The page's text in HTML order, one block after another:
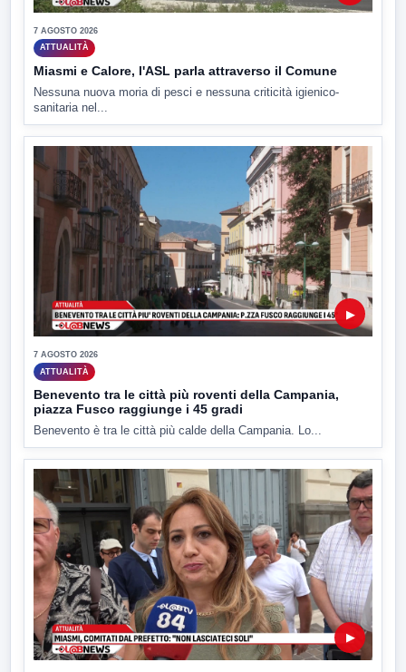
7 AGOSTO 2026
ATTUALITÀ
Miasmi e Calore, l'ASL parla attraverso il Comune
Nessuna nuova moria di pesci e nessuna criticità igienico-
sanitaria nel...
▶
7 AGOSTO 2026
ATTUALITÀ
Benevento tra le città più roventi della Campania,
piazza Fusco raggiunge i 45 gradi
Benevento è tra le città più calde della Campania. Lo...
▶